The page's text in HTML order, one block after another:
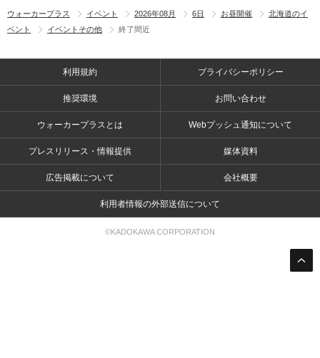
ウォーカープラス イベント 2026年08月 6日 お昼開催
北海道のイ
ベント
イベントその他 終了間近
利用規約 プライバシーポリシー
推奨環境 お問い合わせ
ウォーカープラスとは Webプッシュ通知について
プレスリリース・情報提供 媒体資料
広告掲載について 会社概要
利用者情報の外部送信について
©KADOKAWA CORPORATION